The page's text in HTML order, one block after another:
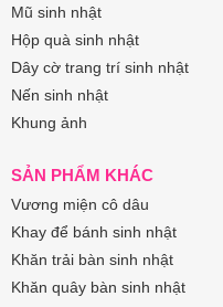
Mũ sinh nhật
Hộp quà sinh nhật
Dây cờ trang trí sinh nhật
Nến sinh nhật
Khung ảnh
SẢN PHẨM KHÁC
Vương miện cô dâu
Khay để bánh sinh nhật
Khăn trải bàn sinh nhật
Khăn quây bàn sinh nhật